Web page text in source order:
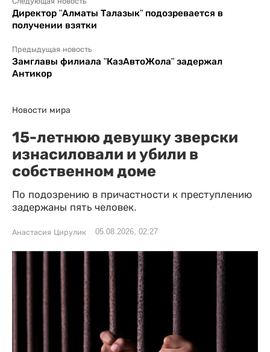
Директор "Алматы Талазык" подозревается в
получении взятки
Предыдущая новость
Замглавы филиала "КазАвтоЖола" задержал
Антикор
Новости мира
15-летнюю девушку зверски
изнасиловали и убили в
собственном доме
По подозрению в причастности к преступлению
задержаны пять человек.
Анастасия Цирулик 05.08.2026, 02:27